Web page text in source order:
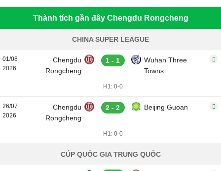
Thành tích gần đây Chengdu Rongcheng
CHINA SUPER LEAGUE
01/08
2026
Chengdu
Rongcheng
1 - 1
Wuhan Three
Towns
H1: 0-0
26/07
2026
Chengdu
Rongcheng
2 - 2 Beijing Guoan
H1: 0-0
CÚP QUỐC GIA TRUNG QUỐC